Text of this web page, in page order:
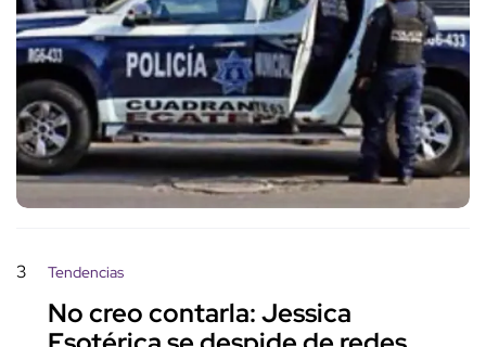
3 Tendencias
No creo contarla: Jessica